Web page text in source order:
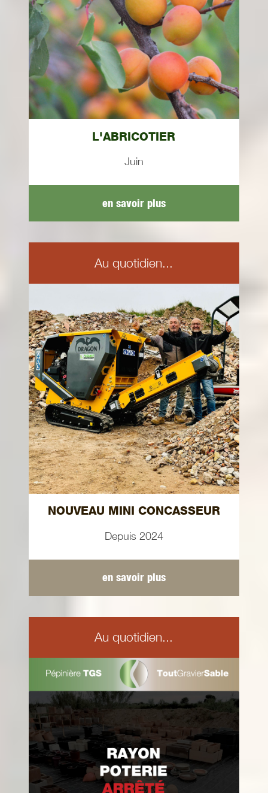
L'ABRICOTIER
Juin
en savoir plus
Au quotidien...
NOUVEAU MINI CONCASSEUR
Depuis 2024
en savoir plus
Au quotidien...